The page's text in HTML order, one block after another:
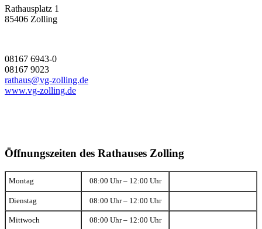
Rathausplatz 1
85406 Zolling
08167 6943-0
08167 9023
rathaus@vg-zolling.de
www.vg-zolling.de
Öffnungszeiten des Rathauses Zolling
Montag 08:00 Uhr – 12:00 Uhr
Dienstag 08:00 Uhr – 12:00 Uhr
Mittwoch 08:00 Uhr – 12:00 Uhr